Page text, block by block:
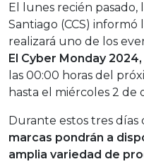
El lunes recién pasado,
Santiago (CCS) informó
realizará uno de los
El Cyber Monday 2024,
las 00:00 horas del
hasta el miércoles 2 de
Durante estos tres días
marcas pondrán a
amplia variedad de